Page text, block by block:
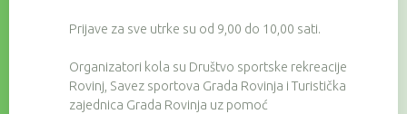
Prijave za sve utrke su od 9,00 do 10,00 sati.
Organizatori kola su Društvo sportske rekreacije
Rovinj, Savez sportova Grada Rovinja i Turistička
zajednica Grada Rovinja uz pomoć